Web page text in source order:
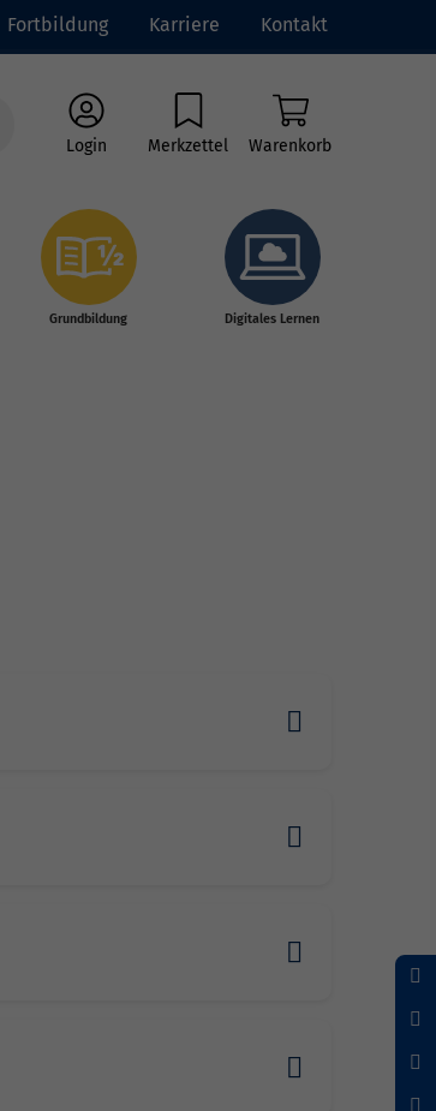
Fortbildung Karriere Kontakt
Login Merkzettel Warenkorb
Grundbildung Digitales Lernen